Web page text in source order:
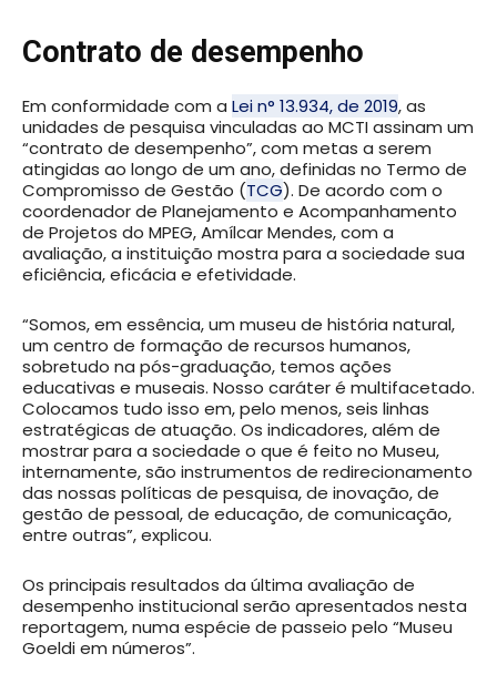
Contrato de desempenho
Em conformidade com a Lei n° 13.934, de 2019, as
unidades de pesquisa vinculadas ao MCTI assinam um
“contrato de desempenho”, com metas a serem
atingidas ao longo de um ano, definidas no Termo de
Compromisso de Gestão (TCG). De acordo com o
coordenador de Planejamento e Acompanhamento
de Projetos do MPEG, Amílcar Mendes, com a
avaliação, a instituição mostra para a sociedade sua
eficiência, eficácia e efetividade.
“Somos, em essência, um museu de história natural,
um centro de formação de recursos humanos,
sobretudo na pós-graduação, temos ações
educativas e museais. Nosso caráter é multifacetado.
Colocamos tudo isso em, pelo menos, seis linhas
estratégicas de atuação. Os indicadores, além de
mostrar para a sociedade o que é feito no Museu,
internamente, são instrumentos de redirecionamento
das nossas políticas de pesquisa, de inovação, de
gestão de pessoal, de educação, de comunicação,
entre outras”, explicou.
Os principais resultados da última avaliação de
desempenho institucional serão apresentados nesta
reportagem, numa espécie de passeio pelo “Museu
Goeldi em números”.